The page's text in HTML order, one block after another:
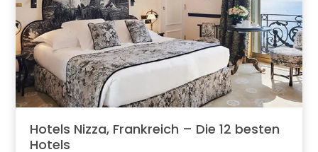
Hotels Nizza, Frankreich – Die 12 besten
Hotels